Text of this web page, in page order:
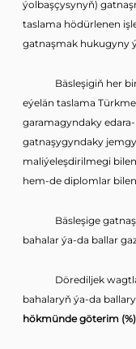
ýolbaşçysynyň)
taslama hödürlenen
gatnaşmak hukugyny
Bäsleşigiň her
eýelän taslama
garamagyndaky
gatnaşygyndaky
maliýeleşdirilmegi
hem-de diplomlar
Bäsleşige
bahalar ýa-da ballar
Dörediljek
bahalaryň ýa-da
hökmünde göterim